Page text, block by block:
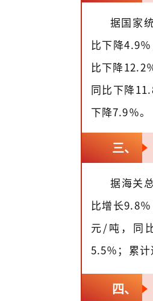
据国家
比下降4.9
比下降12.2
同比下降
下降7.9％。
三、
据海关
比增长9.8
元/吨，同
5.5％；累
四、